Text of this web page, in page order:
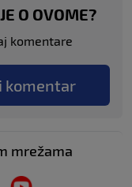
O OVOME?
komentare
komentar
mrežama